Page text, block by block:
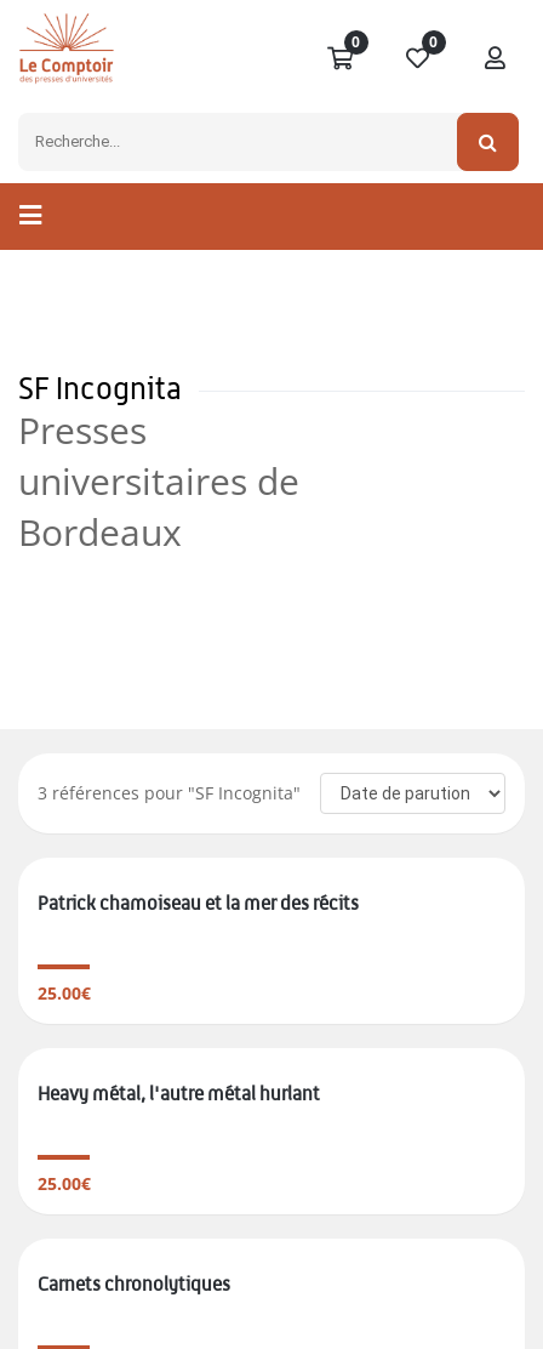
0 0
SF Incognita
Presses
universitaires de
Bordeaux
3 références pour "SF Incognita"
Patrick chamoiseau et la mer des récits
25.00€
Heavy métal, l'autre métal hurlant
25.00€
Carnets chronolytiques